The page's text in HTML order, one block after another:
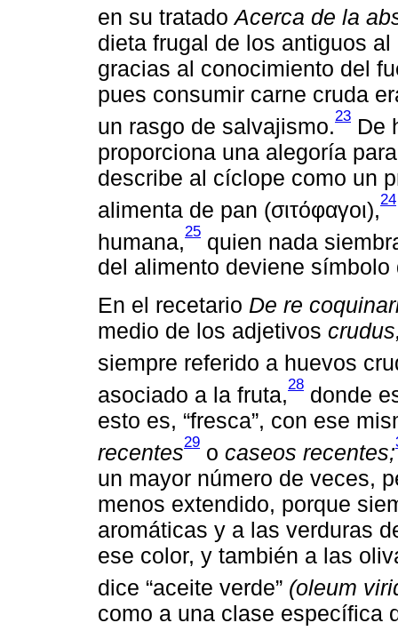
en su tratado Acerca de la
dieta frugal de los antiguos
gracias al conocimiento del
pues consumir carne cruda
un rasgo de salvajismo.23 De
proporciona una alegoría
describe al cíclope como un
alimenta de pan (σιτόφαγοι),24
humana,25 quien nada
del alimento deviene
En el recetario De re
medio de los adjetivos
siempre referido a huevos
asociado a la fruta,28 donde
esto es, “fresca”, con ese
recentes29 o caseos recentes;
un mayor número de veces,
menos extendido, porque
aromáticas y a las verduras
ese color, y también a las
dice “aceite verde” (oleum
como a una clase específica